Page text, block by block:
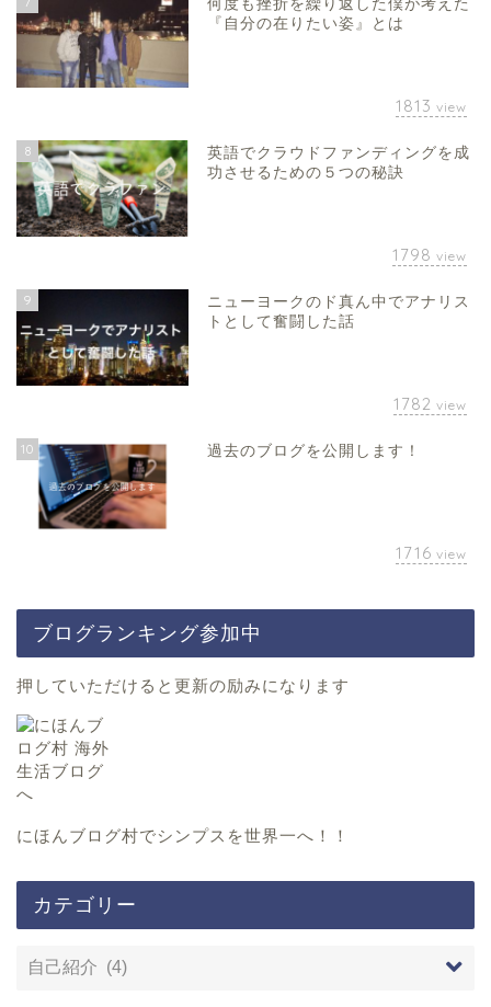
何度も挫折を繰り返した僕が考えた
『自分の在りたい姿』とは
1813 view
8
英語でクラウドファンディングを成
功させるための５つの秘訣
1798 view
9
ニューヨークのド真ん中でアナリス
トとして奮闘した話
1782 view
10 過去のブログを公開します！
1716 view
ブログランキング参加中
押していただけると更新の励みになります
にほんブログ村でシンプスを世界一へ！！
カテゴリー